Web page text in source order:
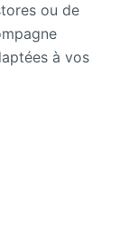
ou de
à vos